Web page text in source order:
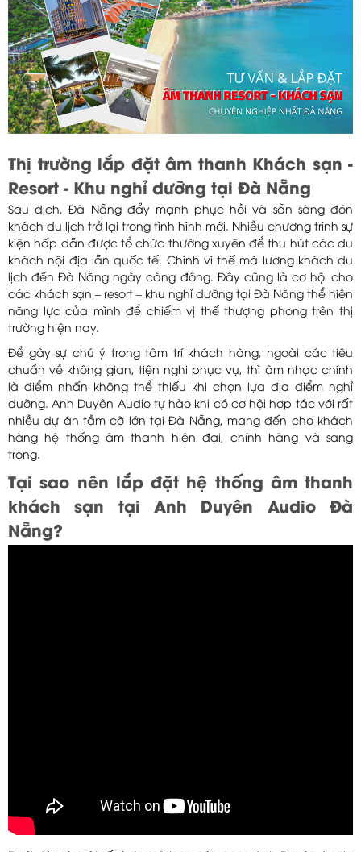
Thị trường lắp đặt âm thanh Khách sạn -
Resort - Khu nghỉ dưỡng tại Đà Nẵng
Sau dịch, Đà Nẵng đẩy mạnh phục hồi và sẵn sàng đón
khách du lịch trở lại trong tình hình mới. Nhiều chương trình sự
kiện hấp dẫn được tổ chức thường xuyên để thu hút các du
khách nội địa lẫn quốc tế. Chính vì thế mà lượng khách du
lịch đến Đà Nẵng ngày càng đông. Đây cũng là cơ hội cho
các khách sạn – resort – khu nghỉ dưỡng tại Đà Nẵng thể hiện
năng lực của mình để chiếm vị thế thượng phong trên thị
trường hiện nay.
Để gây sự chú ý trong tâm trí khách hàng, ngoài các tiêu
chuẩn về không gian, tiện nghi phục vụ, thì âm nhạc chính
là điểm nhấn không thể thiếu khi chọn lựa địa điểm nghỉ
dưỡng. Anh Duyên Audio tự hào khi có cơ hội hợp tác với rất
nhiều dự án tầm cỡ lớn tại Đà Nẵng, mang đến cho khách
hàng hệ thống âm thanh hiện đại, chính hãng và sang
trọng.
Tại sao nên lắp đặt hệ thống âm thanh
khách sạn tại Anh Duyên Audio Đà
Nẵng?